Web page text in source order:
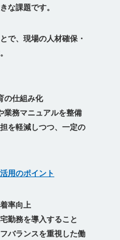
な課題です。
で、現場の人材確保・
の仕組み化
業務マニュアルを整備
を軽減しつつ、一定の
用のポイント
率向上
勤務を導入すること
バランスを重視した働